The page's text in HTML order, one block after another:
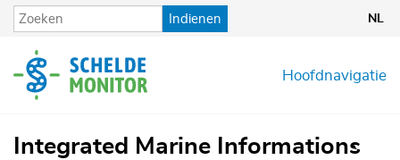
Overslaan
en
de
inhoud
Indienen NL
Hoofdnavigatie
Integrated Marine Informations